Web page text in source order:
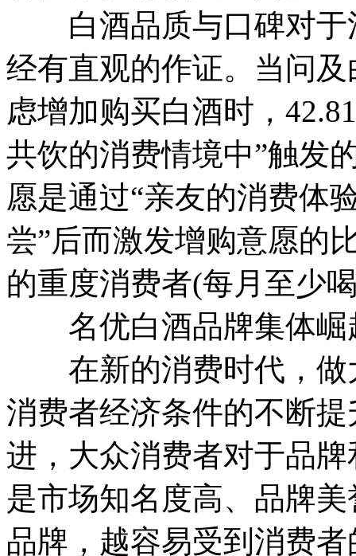
白酒品质与口碑对于
经有直观的作证。当问
虑增加购买白酒时，
共饮的消费情境中”触发
愿是通过“亲友的消费体
尝”后而激发增购意愿的
的重度消费者(每月至少
名优白酒品牌集体崛
在新的消费时代，做
消费者经济条件的不断
进，大众消费者对于品
是市场知名度高、品牌
品牌，越容易受到消费